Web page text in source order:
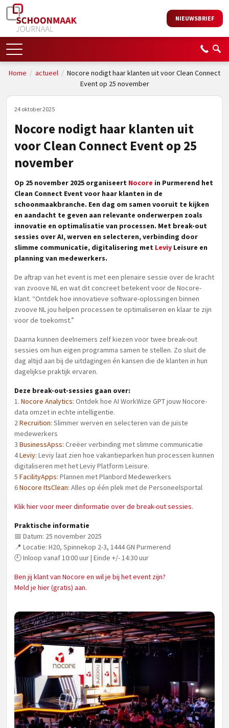
NIEUWSBRIEF
Home / actueel / Nocore nodigt haar klanten uit voor Clean Connect
Event op 25 november
24 oktober 2025
Nocore nodigt haar klanten uit
voor Clean Connect Event op 25
november
Op 25 november 2025 organiseert Nocore in Purmerend het
Clean Connect Event voor haar klanten in de
schoonmaakbranche. Een dag om samen vooruit te kijken
en aandacht te geven aan relevante onderwerpen zoals
innovatie en optimalisatie van processen. Met break-out
sessies over AI, werven en selecteren, verbinding door
slimme communicatie, digitalisering met Leviy Leisure en
planning van medewerkers.
De aftrap van het event is met een plenaire sessie over de kracht
van zvoove NL en wat dit concreet betekent voor de Nocore-
klant. “Ontdek hoe innovatieve software-oplossingen binnen
zvoove NL jou helpen processen te optimaliseren en klaar te zijn
voor de toekomst.”
Daarna kunnen deelnemers zelf kiezen voor twee break-out
sessies om hun eigen programma samen te stellen. Zo sluit de
dag altijd aan bij de uitdagingen én kansen die de klanten in hun
dagelijkse praktijk ervaren.
Deze break-out-sessies gaan over:
1. Nocore Analytics: Ontdek hoe AI WorkWize GPT jouw Nocore-
data omzet in echte intelligentie.
2Recruition: Slimmer werven en selecteren van de juiste
medewerkers
3 BusinessApss: Creëer verbinding met slimme communicatie
4Leviy: Leviy laat zien hoe vakantieparken hun processen kunnen
digitaliseren met het Leviy Platform Leisure.
5 FacilityApps: Plannen met Planbord Medewerkers
6Nocore ItsClean: Alles op één plek met de Personeelsportal
Klik hier voor meer dinformatie over de break-out sessies.
Praktische informatie
📅 Datum: 25 november 2025
📍 Locatie: H20, Spinnekop 2-3, 1444 GN Purmerend
🕘 Inloop vanaf 10:00 uur | Einde +/- 14:30 uur
Ben jij klant van Nocore en wil je bij het event zijn?
Meld je hier (gratis) aan.